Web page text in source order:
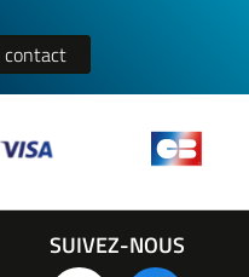
contact
SUIVEZ-NOUS